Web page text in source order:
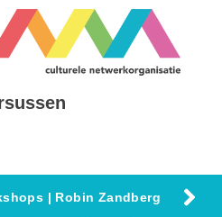
| Robin Zandberg